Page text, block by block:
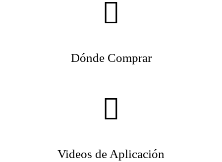
Dónde Comprar
Videos de Aplicación